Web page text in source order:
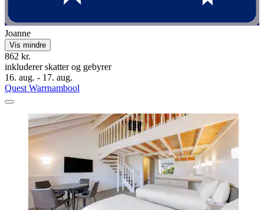
Joanne
Vis mindre
862 kr.
inkluderer skatter og gebyrer
16. aug. - 17. aug.
Quest Warrnambool